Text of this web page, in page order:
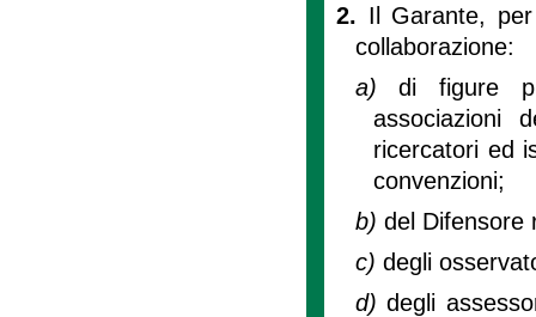
2. Il Garante,
collaborazione:
a)di figure
associazioni
ricercatori ed
convenzioni;
b) del Difensore
c) degli
d)degli